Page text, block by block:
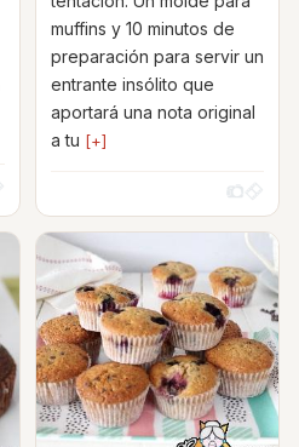
muffins y 10 minutos de
preparación para servir un
entrante insólito que
aportará una nota original
a tu [+]